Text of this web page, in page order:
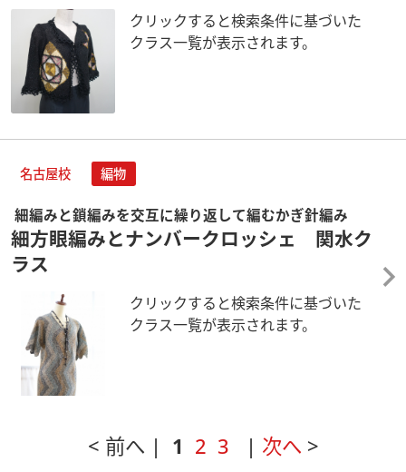
クリックすると検索条件に基づいた
クラス一覧が表示されます。
名古屋校 編物
細編みと鎖編みを交互に繰り返して編むかぎ針編み
細方眼編みとナンバークロッシェ 関水ク
ラス
クリックすると検索条件に基づいた
クラス一覧が表示されます。
< 前へ | 1 2 3 | 次へ >